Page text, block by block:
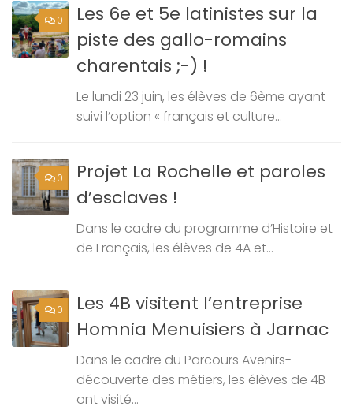
0
Les 6e et 5e latinistes sur la
piste des gallo-romains
charentais ;-) !
Le lundi 23 juin, les élèves de 6ème ayant
suivi l’option « français et culture...
0
Projet La Rochelle et paroles
d’esclaves !
Dans le cadre du programme d’Histoire et
de Français, les élèves de 4A et...
0
Les 4B visitent l’entreprise
Homnia Menuisiers à Jarnac
Dans le cadre du Parcours Avenirs-
découverte des métiers, les élèves de 4B
ont visité...